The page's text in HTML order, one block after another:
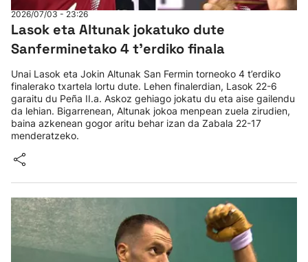
2026/07/03 - 23:26
Lasok eta Altunak jokatuko dute
Sanferminetako 4 t’erdiko finala
Unai Lasok eta Jokin Altunak San Fermin torneoko 4 t’erdiko
finalerako txartela lortu dute. Lehen finalerdian, Lasok 22-6
garaitu du Peña II.a. Askoz gehiago jokatu du eta aise gailendu
da lehian. Bigarrenean, Altunak jokoa menpean zuela zirudien,
baina azkenean gogor aritu behar izan da Zabala 22-17
menderatzeko.